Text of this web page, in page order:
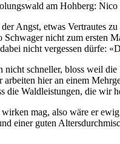
am Hohberg:
Angst, etwas Vertrautes
nicht zum ersten
nicht vergessen dürfe:
nicht schneller, bloss weil
arbeiten hier an einem
die Waldleistungen, die wir
mag, also wäre er
einer guten